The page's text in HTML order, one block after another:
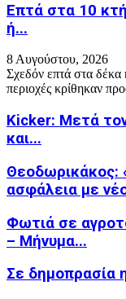
Επτά στα 10
ή...
8 Αυγούστου, 2026
Σχεδόν επτά στα δέκα
περιοχές κρίθηκαν
Kicker: Μετά
και...
Θεοδωρικάκος:
ασφάλεια με
Φωτιά σε
– Μήνυμα...
Σε δημοπρασία